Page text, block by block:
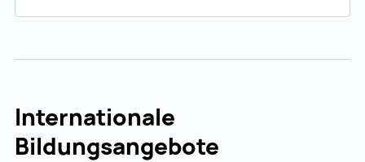
Internationale
Bildungsangebote